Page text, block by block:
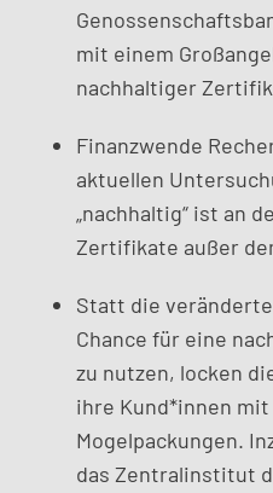
mit einem
nachhaltiger
Finanzwende
aktuellen
„nachhaltig“ ist an
Zertifikate außer
Statt die
Chance für eine
zu nutzen, locken
ihre Kund*innen
Mogelpackungen.
das Zentralinstitut